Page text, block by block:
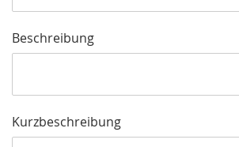
Beschreibung
Kurzbeschreibung